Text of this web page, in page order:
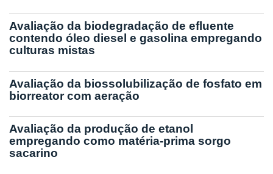
Avaliação da biodegradação de efluente
contendo óleo diesel e gasolina empregando
culturas mistas
Avaliação da biossolubilização de fosfato em
biorreator com aeração
Avaliação da produção de etanol
empregando como matéria-prima sorgo
sacarino